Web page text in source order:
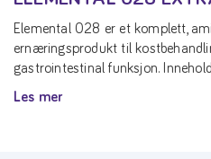
Elemental 028 er et komplett,
ernæringsprodukt til
gastrointestinal funksjon.
Les mer